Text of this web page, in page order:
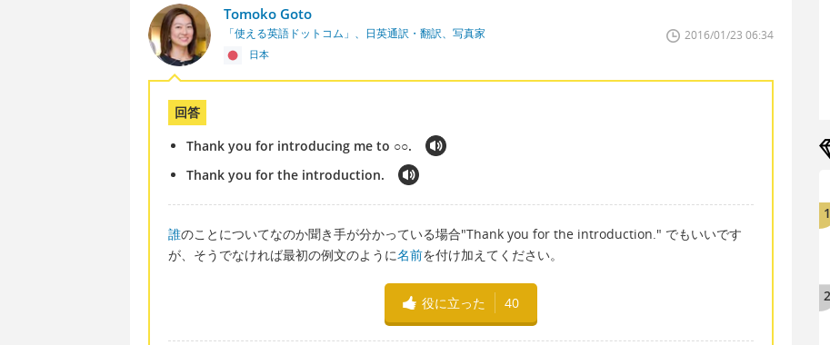
Tomoko Goto
「使える英語ドットコム」、日英通訳・翻訳、写真家
日本
2016/01/23 06:34
回答
Thank you for introducing me to ○○.
Thank you for the introduction.
誰のことについてなのか聞き手が分かっている場合"Thank you for the introduction." でもいいです
が、そうでなければ最初の例文のように名前を付け加えてください。
役に立った 40
1
2